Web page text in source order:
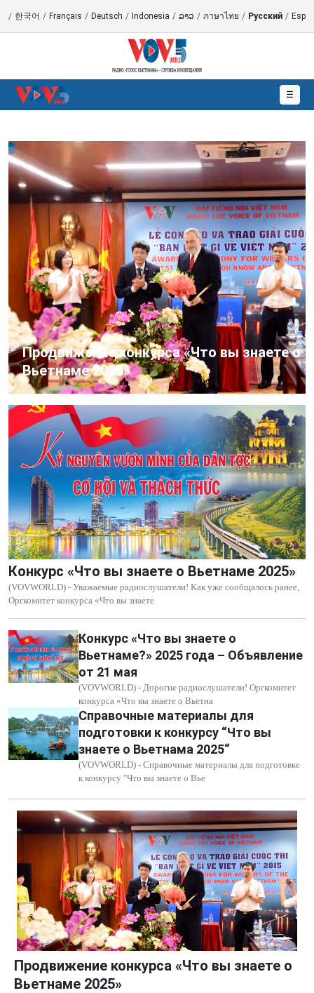
/ 한국어 / Français / Deutsch / Indonesia / ລາວ / ภาษาไทย / Русский /
☰
Продвижение конкурса «Что вы знаете о
Вьетнаме 2025»
Конкурс «Что вы знаете о Вьетнаме 2025»
(VOVWORLD) - Уважаемые радиослушатели! Как уже сообщалось ранее,
Оргкомитет конкурса «Что вы знаете
Конкурс «Что вы знаете о
Вьетнаме?» 2025 года – Объявление
от 21 мая
(VOVWORLD) - Дорогие радиослушатели! Оргкомитет
конкурса «Что вы знаете о Вьетна
Справочные материалы для
подготовки к конкурсу “Что вы
знаете о Вьетнама 2025“
(VOVWORLD) - Справочные материалы для подготовке
к конкурсу "Что вы знаете о Вье
Продвижение конкурса «Что вы знаете о
Вьетнаме 2025»